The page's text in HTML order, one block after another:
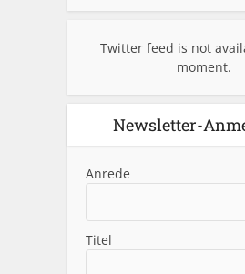
Twitter feed is not
moment.
Newsletter-
Anrede
Titel